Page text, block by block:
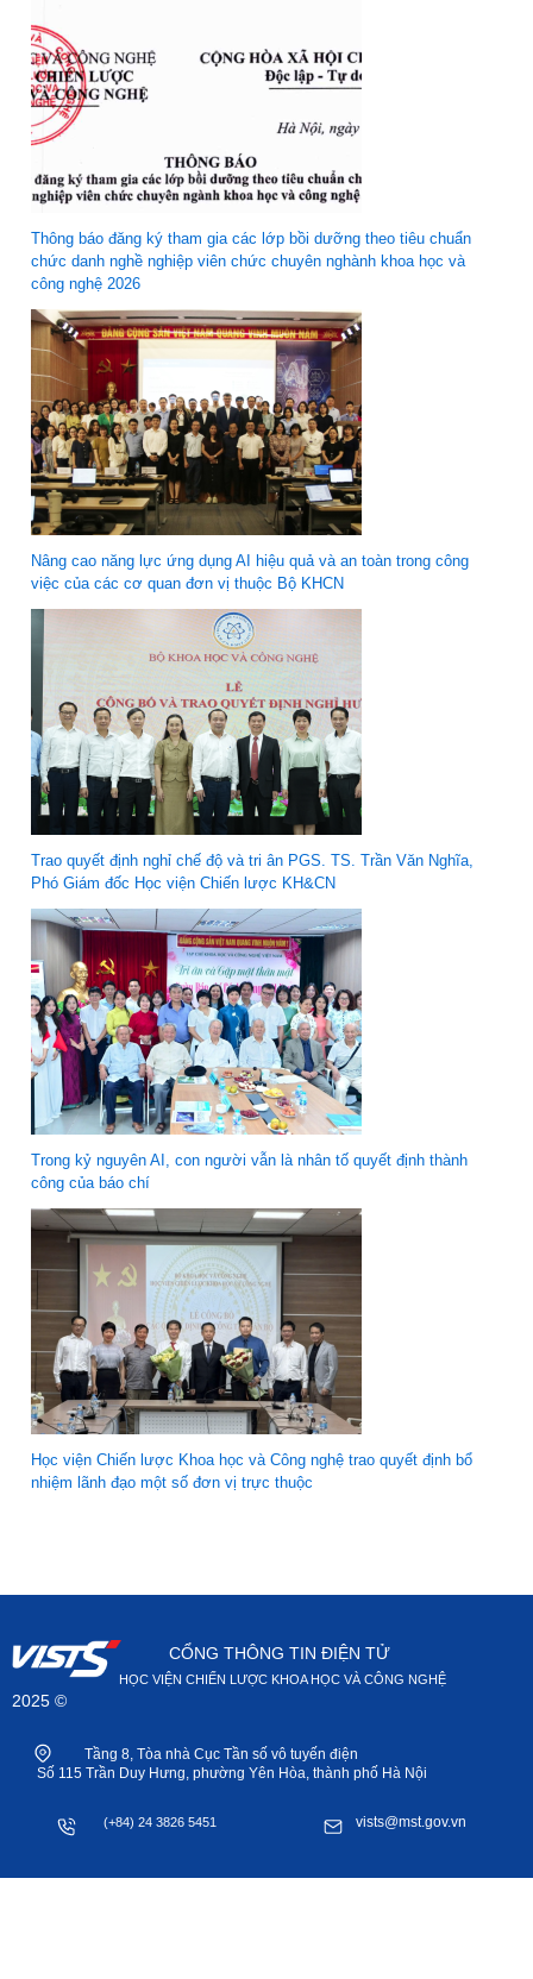
Thông báo đăng ký tham gia các lớp bồi dưỡng theo tiêu chuẩn
chức danh nghề nghiệp viên chức chuyên nghành khoa học và
công nghệ 2026
Nâng cao năng lực ứng dụng AI hiệu quả và an toàn trong công
việc của các cơ quan đơn vị thuộc Bộ KHCN
Trao quyết định nghỉ chế độ và tri ân PGS. TS. Trần Văn Nghĩa,
Phó Giám đốc Học viện Chiến lược KH&CN
Trong kỷ nguyên AI, con người vẫn là nhân tố quyết định thành
công của báo chí
Học viện Chiến lược Khoa học và Công nghệ trao quyết định bổ
nhiệm lãnh đạo một số đơn vị trực thuộc
2025 ©
CỔNG THÔNG TIN ĐIỆN TỬ
HỌC VIỆN CHIẾN LƯỢC KHOA HỌC VÀ CÔNG NGHỆ
Tầng 8, Tòa nhà Cục Tần số vô tuyến điện
Số 115 Trần Duy Hưng, phường Yên Hòa, thành phố Hà Nội
(+84) 24 3826 5451 vists@mst.gov.vn